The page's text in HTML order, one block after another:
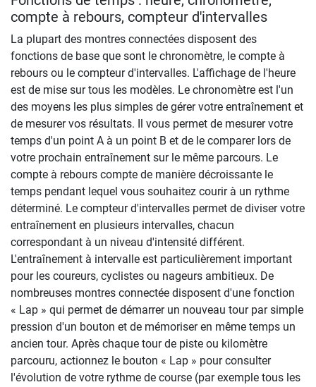
compte à rebours, compteur d'intervalles
La plupart des montres connectées disposent des
fonctions de base que sont le chronomètre, le compte à
rebours ou le compteur d'intervalles. L'affichage de l'heure
est de mise sur tous les modèles. Le chronomètre est l'un
des moyens les plus simples de gérer votre entraînement et
de mesurer vos résultats. Il vous permet de mesurer votre
temps d'un point A à un point B et de le comparer lors de
votre prochain entraînement sur le même parcours. Le
compte à rebours compte de manière décroissante le
temps pendant lequel vous souhaitez courir à un rythme
déterminé. Le compteur d'intervalles permet de diviser votre
entraînement en plusieurs intervalles, chacun
correspondant à un niveau d'intensité différent.
L'entraînement à intervalle est particulièrement important
pour les coureurs, cyclistes ou nageurs ambitieux. De
nombreuses montres connectée disposent d'une fonction
« Lap » qui permet de démarrer un nouveau tour par simple
pression d'un bouton et de mémoriser en même temps un
ancien tour. Après chaque tour de piste ou kilomètre
parcouru, actionnez le bouton « Lap » pour consulter
l'évolution de votre rythme de course (par exemple tous les